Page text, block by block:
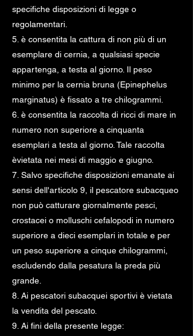
specifiche disposizioni di legge o
regolamentari.
5. è consentita la cattura di non più di un
esemplare di cernia, a qualsiasi specie
appartenga, a testa al giorno. Il peso
minimo per la cernia bruna (Epinephelus
marginatus) è fissato a tre chilogrammi.
6. è consentita la raccolta di ricci di mare in
numero non superiore a cinquanta
esemplari a testa al giorno. Tale raccolta
èvietata nei mesi di maggio e giugno.
7. Salvo specifiche disposizioni emanate ai
sensi dell'articolo 9, il pescatore subacqueo
non può catturare giornalmente pesci,
crostacei o molluschi cefalopodi in numero
superiore a dieci esemplari in totale e per
un peso superiore a cinque chilogrammi,
escludendo dalla pesatura la preda più
grande.
8. Ai pescatori subacquei sportivi è vietata
la vendita del pescato.
9. Ai fini della presente legge: